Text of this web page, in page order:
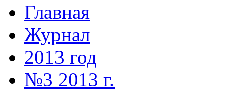
Главная
Журнал
2013 год
№3 2013 г.